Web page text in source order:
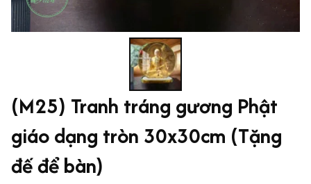
(M25) Tranh tráng gương Phật
giáo dạng tròn 30x30cm (Tặng
đế để bàn)